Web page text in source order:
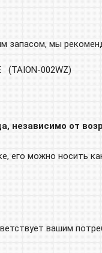
запасом, мы
(TAION-002WZ)
независимо от
его можно носить
вашим